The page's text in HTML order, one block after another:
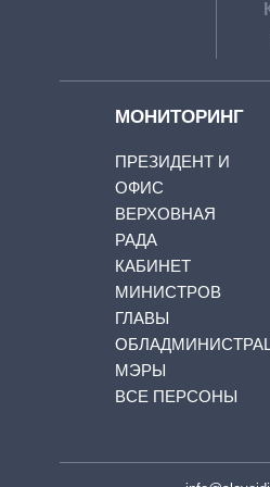
МОНИТОРИНГ
ПРЕЗИДЕНТ И
ОФИС
ВЕРХОВНАЯ
РАДА
КАБИНЕТ
МИНИСТРОВ
ГЛАВЫ
МЭРЫ
ВСЕ ПЕРСОНЫ